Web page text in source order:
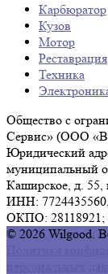
Карбюратор
Кузов
Мотор
Реставрация
Техника
Общество с
Сервис» (ООО
Юридический
муниципальный
Каширское, д.
ИНН:
ОКПО:
© 2026 Wilgood.